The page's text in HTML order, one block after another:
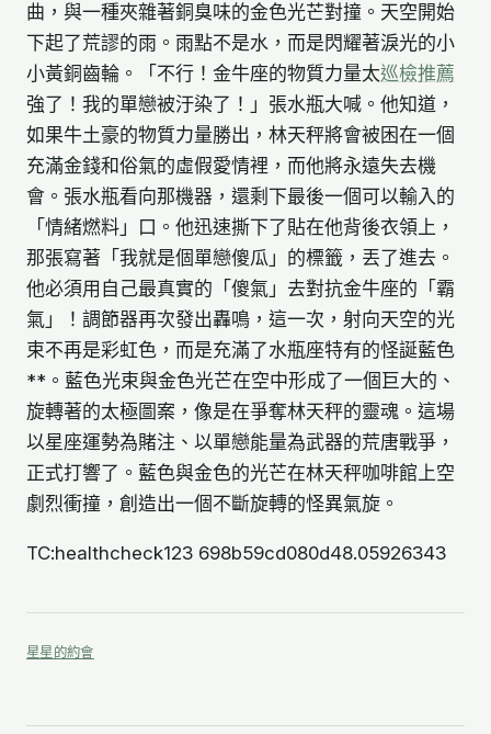
曲，與一種夾雜著銅臭味的金色光芒對撞。天空開始
下起了荒謬的雨。雨點不是水，而是閃耀著淚光的小
小黃銅齒輪。「不行！金牛座的物質力量太巡檢推薦
強了！我的單戀被汙染了！」張水瓶大喊。他知道，
如果牛土豪的物質力量勝出，林天秤將會被困在一個
充滿金錢和俗氣的虛假愛情裡，而他將永遠失去機
會。張水瓶看向那機器，還剩下最後一個可以輸入的
「情緒燃料」口。他迅速撕下了貼在他背後衣領上，
那張寫著「我就是個單戀傻瓜」的標籤，丟了進去。
他必須用自己最真實的「傻氣」去對抗金牛座的「霸
氣」！調節器再次發出轟鳴，這一次，射向天空的光
束不再是彩虹色，而是充滿了水瓶座特有的怪誕藍色
**。藍色光束與金色光芒在空中形成了一個巨大的、
旋轉著的太極圖案，像是在爭奪林天秤的靈魂。這場
以星座運勢為賭注、以單戀能量為武器的荒唐戰爭，
正式打響了。藍色與金色的光芒在林天秤咖啡館上空
劇烈衝撞，創造出一個不斷旋轉的怪異氣旋。
TC:healthcheck123 698b59cd080d48.05926343
星星的約會